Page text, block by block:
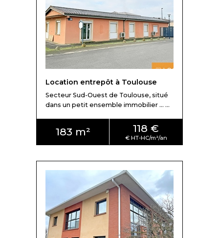
Location entrepôt à Toulouse
Secteur Sud-Ouest de Toulouse, situé
dans un petit ensemble immobilier ... ...
183 m² 118 €